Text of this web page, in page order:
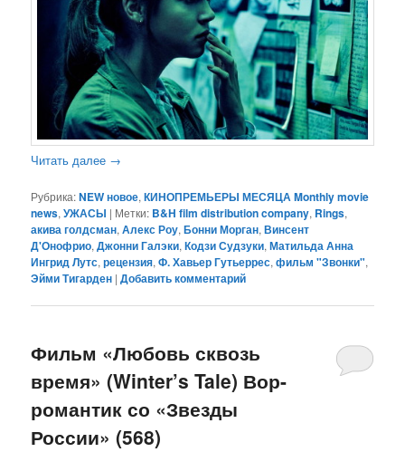
Читать далее →
Рубрика:NEW новое,КИНОПРЕМЬЕРЫ МЕСЯЦА Monthly movie
news,УЖАСЫ | Метки: B&H film distribution company, Rings,
акива голдсман,Алекс Роу,Бонни Морган,Винсент
Д'Онофрио,Джонни Галэки,Кодзи Судзуки,Матильда Анна
Ингрид Лутс,рецензия,Ф. Хавьер Гутьеррес,фильм "Звонки",
Эйми Тигарден |Добавить комментарий
Фильм «Любовь сквозь
время» (Winter’s Tale) Вор-
романтик со «Звезды
России» (568)